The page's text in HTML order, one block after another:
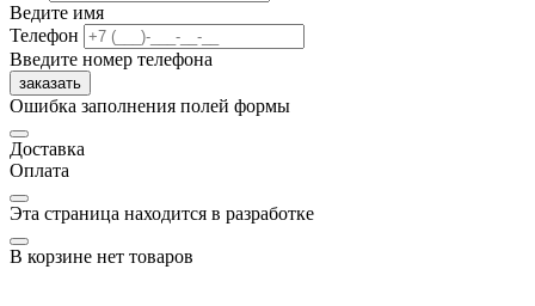
Ведите имя
Телефон
Введите номер телефона
заказать
Ошибка заполнения полей формы
Доставка
Оплата
Эта страница находится в разработке
В корзине нет товаров